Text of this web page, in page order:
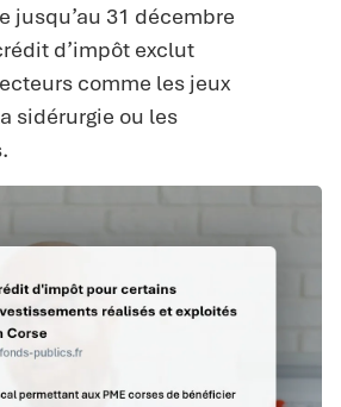
jusqu’au 31 décembre
d’impôt exclut
comme les jeux
sidérurgie ou les